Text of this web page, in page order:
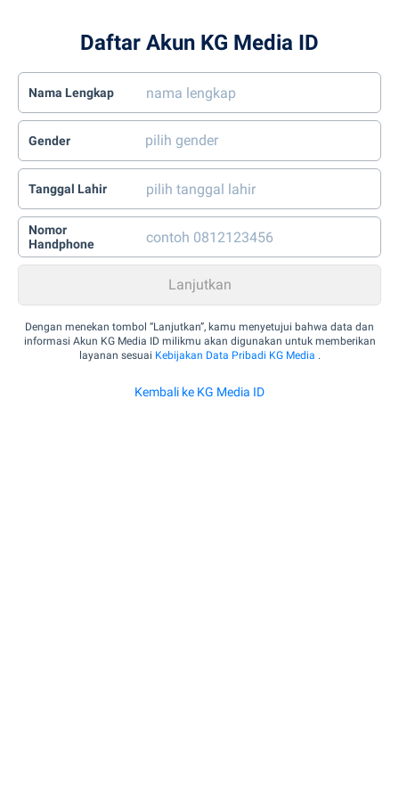
Daftar Akun KG Media ID
Nama Lengkap
Gender
Tanggal Lahir
Nomor
Handphone
Dengan menekan tombol “Lanjutkan”, kamu menyetujui bahwa data dan
informasi Akun KG Media ID milikmu akan digunakan untuk memberikan
layanan sesuai Kebijakan Data Pribadi KG Media .
Kembali ke KG Media ID